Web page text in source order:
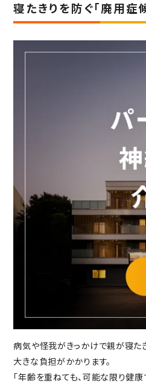
スーパ
お知
コラム
建築候
実務
手続き
重要事
情報開
プライ
採用
TOP
トッ
寝たきりを防ぐ「廃用症
病気や怪我がきっかけで親が寝た
大きな負担がかかります。
「年齢を重ねても、可能な限り健康